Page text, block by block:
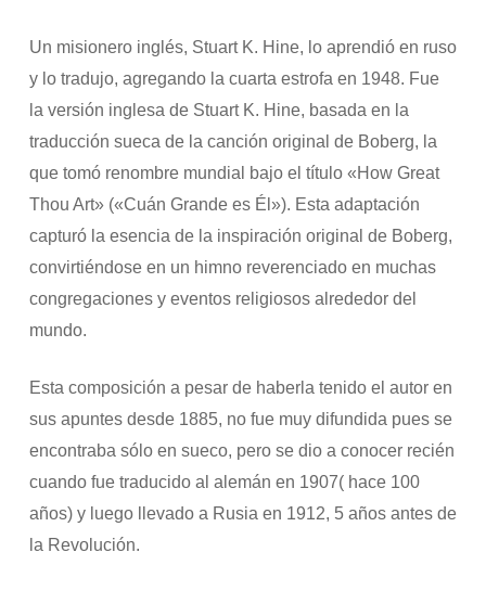
Un misionero inglés, Stuart K. Hine, lo aprendió en ruso
y lo tradujo, agregando la cuarta estrofa en 1948. Fue
la versión inglesa de Stuart K. Hine, basada en la
traducción sueca de la canción original de Boberg, la
que tomó renombre mundial bajo el título «How Great
Thou Art» («Cuán Grande es Él»). Esta adaptación
capturó la esencia de la inspiración original de Boberg,
convirtiéndose en un himno reverenciado en muchas
congregaciones y eventos religiosos alrededor del
mundo.
Esta composición a pesar de haberla tenido el autor en
sus apuntes desde 1885, no fue muy difundida pues se
encontraba sólo en sueco, pero se dio a conocer recién
cuando fue traducido al alemán en 1907( hace 100
años) y luego llevado a Rusia en 1912, 5 años antes de
la Revolución.